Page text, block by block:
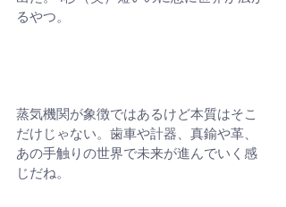
るやつ。
蒸気機関が象徴ではあるけど本質はそこ
だけじゃない。歯車や計器、真鍮や革、
あの手触りの世界で未来が進んでいく感
じだね。